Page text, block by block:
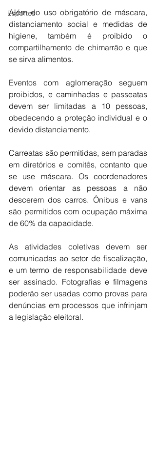
Esportes
Além do uso obrigatório de máscara,
distanciamento social e medidas de
higiene, também é proibido o
compartilhamento de chimarrão e que
se sirva alimentos.
Eventos com aglomeração seguem
proibidos, e caminhadas e passeatas
devem ser limitadas a 10 pessoas,
obedecendo a proteção individual e o
devido distanciamento.
Carreatas são permitidas, sem paradas
em diretórios e comitês, contanto que
se use máscara. Os coordenadores
devem orientar as pessoas a não
descerem dos carros. Ônibus e vans
são permitidos com ocupação máxima
de 60% da capacidade.
As atividades coletivas devem ser
comunicadas ao setor de fiscalização,
e um termo de responsabilidade deve
ser assinado. Fotografias e filmagens
poderão ser usadas como provas para
denúncias em processos que infrinjam
a legislação eleitoral.